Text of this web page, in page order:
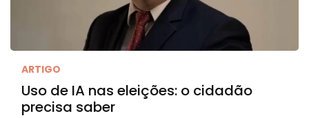
ARTIGO
Uso de IA nas eleições: o cidadão
precisa saber